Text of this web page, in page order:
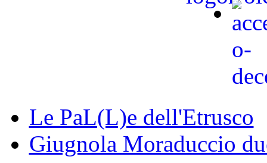
Le PaL(L)e dell'Etrusco
Giugnola Moraduccio